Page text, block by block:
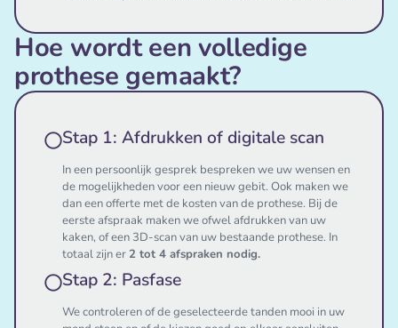
Hoe wordt een volledige
prothese gemaakt?
Stap 1: Afdrukken of digitale scan
In een persoonlijk gesprek bespreken we uw wensen en
de mogelijkheden voor een nieuw gebit. Ook maken we
dan een offerte met de kosten van de prothese. Bij de
eerste afspraak maken we ofwel afdrukken van uw
kaken, of een 3D-scan van uw bestaande prothese. In
totaal zijn er 2 tot 4 afspraken nodig.
Stap 2: Pasfase
We controleren of de geselecteerde tanden mooi in uw